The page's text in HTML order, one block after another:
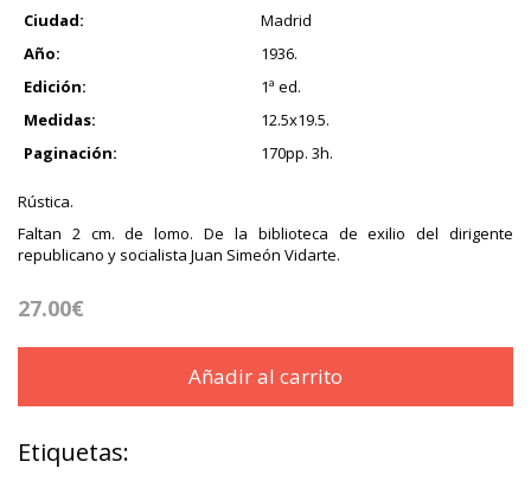
Ciudad:
Madrid
Año:
1936.
Edición:
1ª ed.
Medidas:
12.5x19.5.
Paginación:
170pp. 3h.
Rústica.
Faltan 2 cm. de lomo. De la biblioteca de exilio del dirigente
republicano y socialista Juan Simeón Vidarte.
27.00€
Añadir al carrito
Etiquetas: